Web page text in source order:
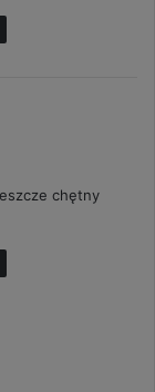
chętny